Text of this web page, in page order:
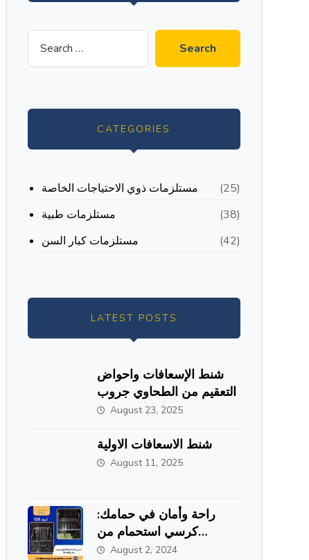
CATEGORIES
مستلزمات ذوي الاحتياجات الخاصة
(25)
مستلزمات طبية
(38)
مستلزمات كبار السن
(42)
LATEST POSTS
شنط الإسعافات واحواض
التعقيم من الطحاوي جروب
August 23, 2025
شنط الاسعافات الاولية
August 11, 2025
راحة وأمان في حمامك:
كرسي استحمام من
الاستانلس ستيل من
August 2, 2024